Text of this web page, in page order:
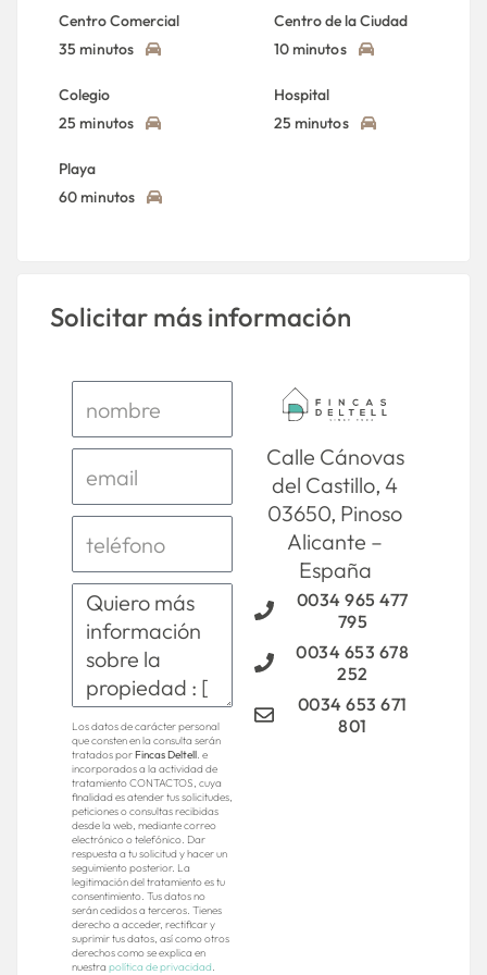
Centro Comercial
35 minutos
Centro de la Ciudad
10 minutos
Colegio
25 minutos
Hospital
25 minutos
Playa
60 minutos
Solicitar más información
Los datos de carácter personal
que consten en la consulta serán
tratados porFincas Deltell. e
incorporados a la actividad de
tratamiento CONTACTOS, cuya
finalidad es atender tus solicitudes,
peticiones o consultas recibidas
desde la web, mediante correo
electrónico o telefónico. Dar
respuesta a tu solicitud y hacer un
seguimiento posterior. La
legitimación del tratamiento es tu
consentimiento. Tus datos no
serán cedidos a terceros. Tienes
derecho a acceder, rectificar y
suprimir tus datos, así como otros
derechos como se explica en
nuestra política de privacidad.
Calle Cánovas
del Castillo, 4
03650, Pinoso
Alicante –
España
0034 965 477
795
0034 653 678
252
0034 653 671
801